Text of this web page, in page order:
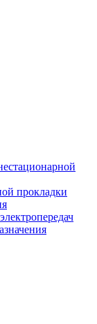
прокладки